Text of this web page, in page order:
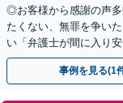
◎お客様から感謝の声
たくない、無罪を争い
い「弁護士が間に入り
へ／逮捕の連絡を受け
事例を見る(1